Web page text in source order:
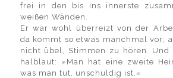
frei in den bis ins innerste
weißen Wänden.
Er war wohl überreizt von der
da kommt so etwas manchmal vor;
nicht übel, Stimmen zu hören.
halblaut: »Man hat eine zweite
was man tut, unschuldig ist.«